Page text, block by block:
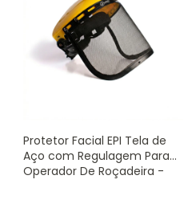
Protetor Facial EPI Tela de
Aço com Regulagem Para
Operador De Roçadeira -